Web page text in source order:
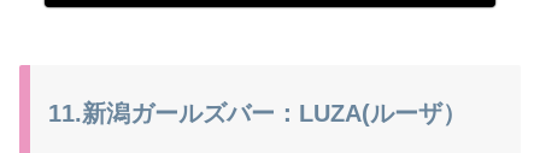
11.新潟ガールズバー：LUZA(ルーザ）